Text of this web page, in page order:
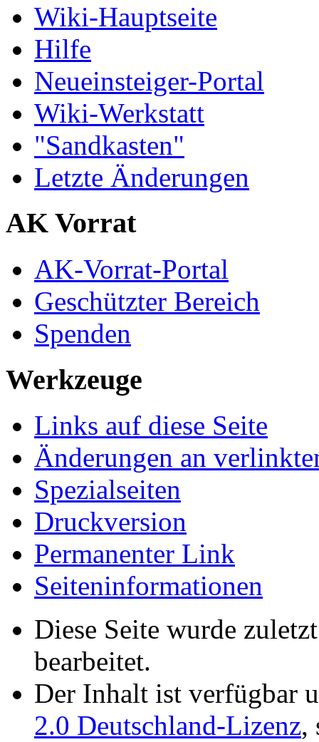
Wiki-Hauptseite
Hilfe
Neueinsteiger-Portal
Wiki-Werkstatt
"Sandkasten"
Letzte Änderungen
AK Vorrat
AK-Vorrat-Portal
Geschützter Bereich
Spenden
Werkzeuge
Links auf diese Seite
Änderungen an
Spezialseiten
Druckversion
Permanenter Link
Seiten­­informationen
Diese Seite wurde
bearbeitet.
Der Inhalt ist verfügbar
2.0 Deutschland-Lizenz,